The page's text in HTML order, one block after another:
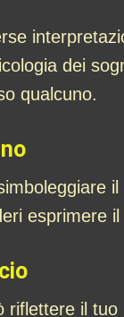
dei
qualcuno.
esprimere
il